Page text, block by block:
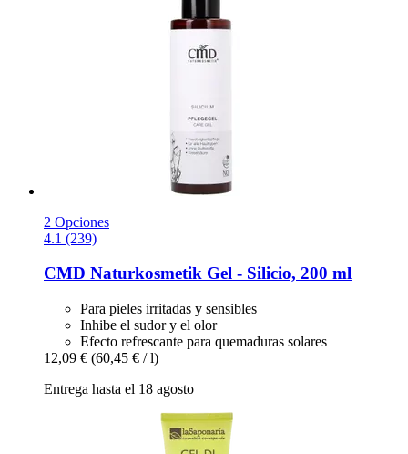
2 Opciones
4.1 (239)
CMD Naturkosmetik Gel -​ Silicio, 200 ml
Para pieles irritadas y sensibles
Inhibe el sudor y el olor
Efecto refrescante para quemaduras solares
12,09 € (60,45 € / l)
Entrega hasta el 18 agosto